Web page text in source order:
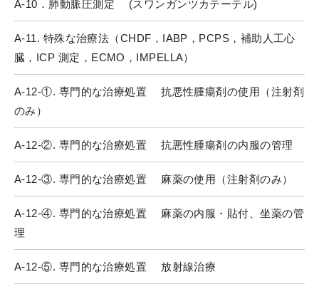
A-10．肺動脈圧測定 (スワンガンツカテーテル)
A-11. 特殊な治療法（CHDF，IABP，PCPS，補助人工心
臓，ICP 測定，ECMO，IMPELLA）
A-12-①. 専門的な治療処置 抗悪性腫瘍剤の使用（注射剤
のみ）
A-12-②. 専門的な治療処置 抗悪性腫瘍剤の内服の管理
A-12-③. 専門的な治療処置 麻薬の使用（注射剤のみ）
A-12-④. 専門的な治療処置 麻薬の内服・貼付、坐薬の管
理
A-12-⑤. 専門的な治療処置 放射線治療